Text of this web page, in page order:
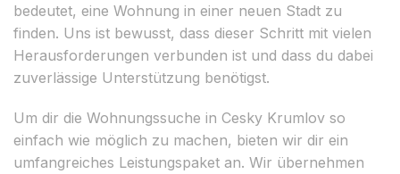
bedeutet, eine Wohnung in einer neuen Stadt zu
finden. Uns ist bewusst, dass dieser Schritt mit vielen
Herausforderungen verbunden ist und dass du dabei
zuverlässige Unterstützung benötigst.
Um dir die Wohnungssuche in Cesky Krumlov so
einfach wie möglich zu machen, bieten wir dir ein
umfangreiches Leistungspaket an. Wir übernehmen